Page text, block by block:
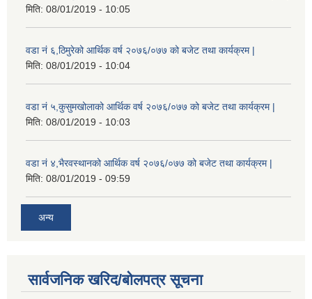
मिति: 08/01/2019 - 10:05
वडा नं ६,ठिमुरेको आर्थिक वर्ष २०७६/०७७ को बजेट तथा कार्यक्रम |
मिति: 08/01/2019 - 10:04
वडा नं ५,कुसुमखोलाको आर्थिक वर्ष २०७६/०७७ को बजेट तथा कार्यक्रम |
मिति: 08/01/2019 - 10:03
वडा नं ४,भैरवस्थानको आर्थिक वर्ष २०७६/०७७ को बजेट तथा कार्यक्रम |
मिति: 08/01/2019 - 09:59
अन्य
सार्वजनिक खरिद/बोलपत्र सूचना